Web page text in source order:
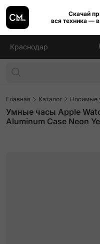
Скачай
вся техника —
Краснодар
Главная Каталог Носимые
Умные часы Apple
Aluminum Case Neon